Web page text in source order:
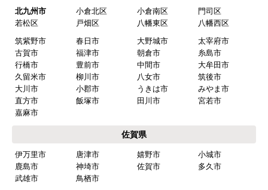
予定の期日までに商品が届きましたか？
商品の梱包は必要十分なものでしたか？
またこのショップを利用したいですか？
文時期】2026年03月頃（モバイルから）
【このショップを選んだ理由は？】
商品価格がお手頃だった
北九州市
小倉北区 小倉南区
門司区
若松区
戸畑区 八幡東区
八幡西区
筑紫野市
春日市 大野城市
太宰府市
古賀市
福津市 朝倉市
糸島市
行橋市
豊前市 中間市
大牟田市
久留米市
柳川市 八女市
筑後市
大川市
小郡市 うきは市
みやま市
直方市
飯塚市 田川市
宮若市
嘉麻市
佐賀県
伊万里市 唐津市 嬉野市
小城市
鹿島市
神埼市 佐賀市
多久市
武雄市
鳥栖市